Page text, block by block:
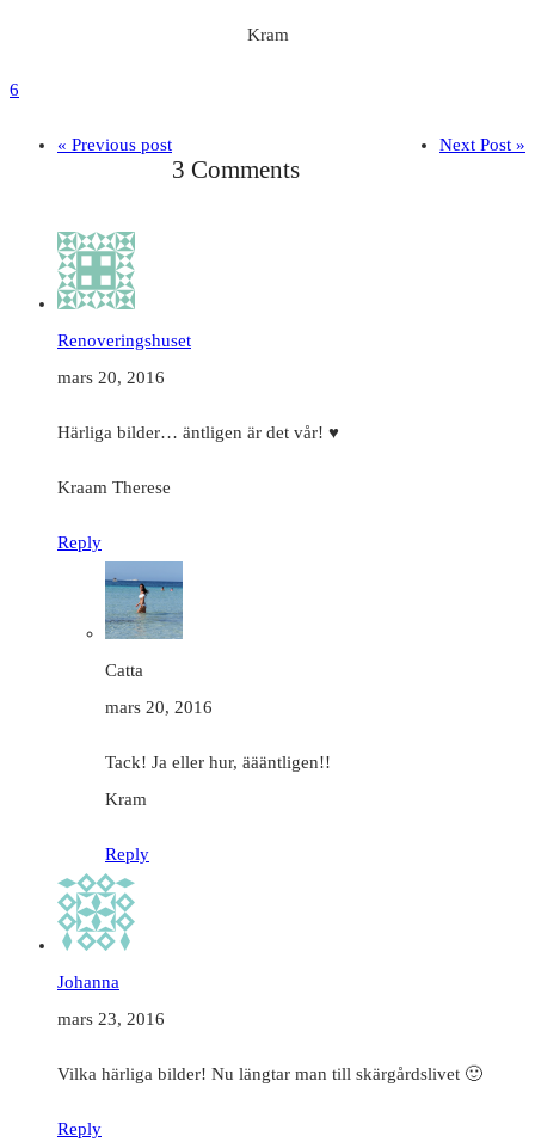
Kram
6
« Previous post Next Post »
3 Comments
Renoveringshuset
mars 20, 2016
Härliga bilder… äntligen är det vår! ♥
Kraam Therese
Reply
Catta
mars 20, 2016
Tack! Ja eller hur, äääntligen!!
Kram
Reply
Johanna
mars 23, 2016
Vilka härliga bilder! Nu längtar man till skärgårdslivet 🙂
Reply